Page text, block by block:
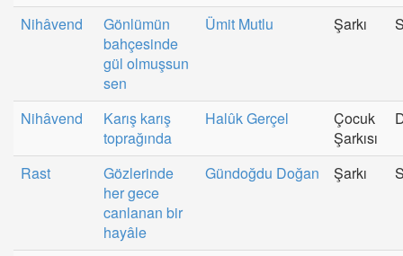
Nihâvend
Gönlümün
bahçesinde
gül olmuşsun
sen
Ümit Mutlu Şarkı
Nihâvend
Karış karış
toprağında
Halûk Gerçel
Çocuk
Şarkısı
Rast
Gözlerinde
her gece
canlanan bir
hayâle
Gündoğdu Doğan Şarkı